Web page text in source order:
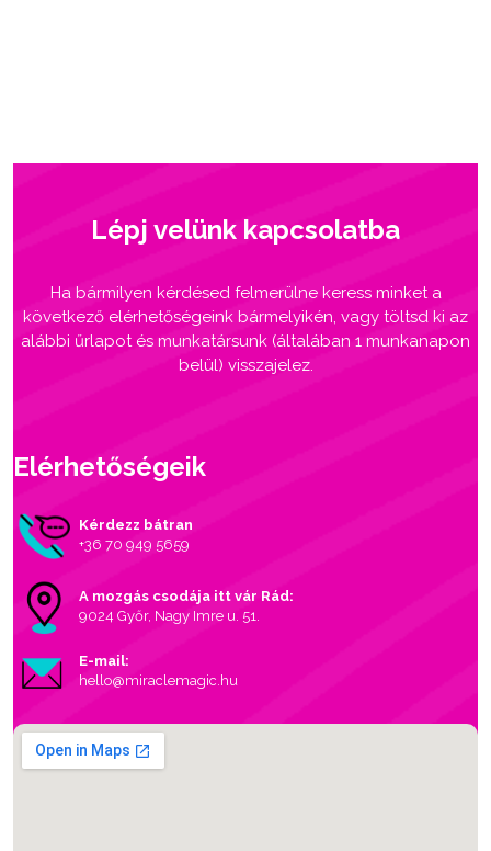
Lépj velünk kapcsolatba
Ha bármilyen kérdésed felmerülne keress minket a
következő elérhetőségeink bármelyikén, vagy töltsd ki az
alábbi űrlapot és munkatársunk (általában 1 munkanapon
belül) visszajelez.
Elérhetőségeik
Kérdezz bátran
+36 70 949 5659
A mozgás csodája itt vár Rád:
9024 Győr, Nagy Imre u. 51.
E-mail:
hello@miraclemagic.hu